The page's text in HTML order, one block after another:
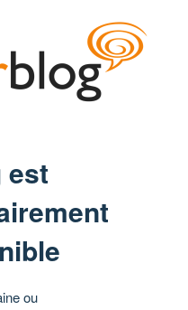
est
ou